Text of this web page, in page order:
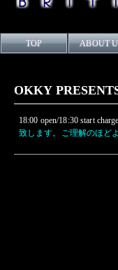
TOP ABOUT
OKKY
18:00 open/18:30 start
致します。ご理解のほど